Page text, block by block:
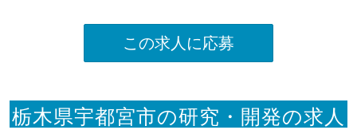
この求人に応募
栃木県宇都宮市の研究・開発の求人